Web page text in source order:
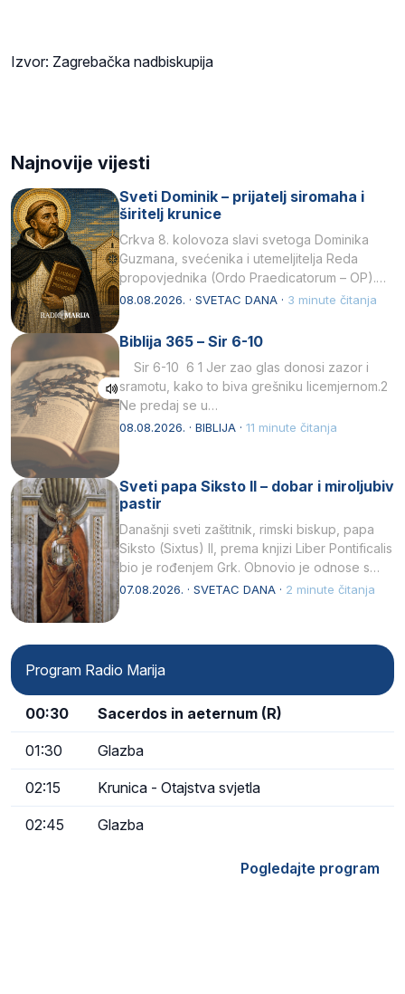
Izvor: Zagrebačka nadbiskupija
Najnovije vijesti
Sveti Dominik – prijatelj siromaha i
širitelj krunice
Crkva 8. kolovoza slavi svetoga Dominika
Guzmana, svećenika i utemeljitelja Reda
propovjednika (Ordo Praedicatorum – OP).
Svojim životom, dubokom ljubavlju prema
08.08.2026. · SVETAC DANA · 3 minute čitanja
Biblija 365 – Sir 6-10
Sir 6-10 6 1 Jer zao glas donosi zazor i
sramotu, kako to biva grešniku licemjernom.2
Ne predaj se u…
08.08.2026. · BIBLIJA · 11 minute čitanja
Sveti papa Siksto II – dobar i miroljubiv
pastir
Današnji sveti zaštitnik, rimski biskup, papa
Siksto (Sixtus) II, prema knjizi Liber Pontificalis
bio je rođenjem Grk. Obnovio je odnose s
afričkim…
07.08.2026. · SVETAC DANA · 2 minute čitanja
Program Radio Marija
00:30 Sacerdos in aeternum (R)
01:30 Glazba
02:15 Krunica - Otajstva svjetla
02:45 Glazba
Pogledajte program